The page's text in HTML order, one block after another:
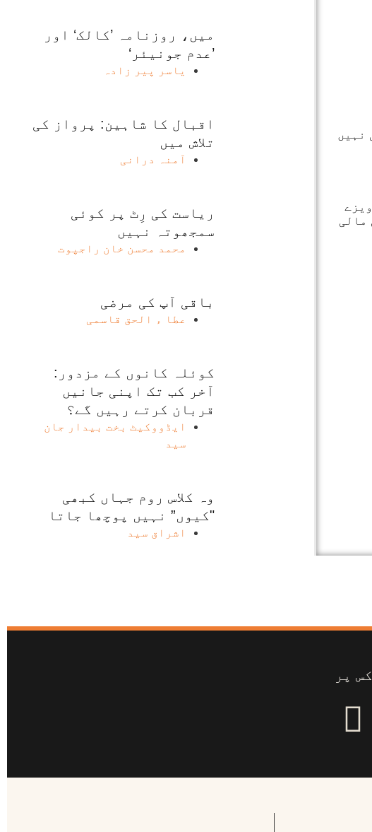
نہیں
مالی
میں، روزنامہ ’کالک‘ اور
’عدم جونیئر‘
یاسر پیر زادہ
اقبال کا شاہین: پرواز کی
تلاش میں
آمنہ درانی
ریاست کی رِٹ پر کوئی
سمجھوتہ نہیں
محمد محسن خان راجپوت
باقی آپ کی مرضی
عطا ء الحق قاسمی
کوئلہ کانوں کے مزدور:
آخر کب تک اپنی جانیں
قربان کرتے رہیں گے؟
ایڈووکیٹ بخت بیدار جان
سید
وہ کلاس روم جہاں کبھی
"کیوں” نہیں پوچھا جاتا
اشراق سید
پر